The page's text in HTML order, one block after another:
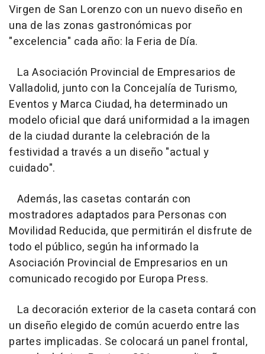
Virgen de San Lorenzo con un nuevo diseño en
una de las zonas gastronómicas por
"excelencia" cada año: la Feria de Día.
La Asociación Provincial de Empresarios de
Valladolid, junto con la Concejalía de Turismo,
Eventos y Marca Ciudad, ha determinado un
modelo oficial que dará uniformidad a la imagen
de la ciudad durante la celebración de la
festividad a través a un diseño "actual y
cuidado".
Además, las casetas contarán con
mostradores adaptados para Personas con
Movilidad Reducida, que permitirán el disfrute de
todo el público, según ha informado la
Asociación Provincial de Empresarios en un
comunicado recogido por Europa Press.
La decoración exterior de la caseta contará con
un diseño elegido de común acuerdo entre las
partes implicadas. Se colocará un panel frontal,